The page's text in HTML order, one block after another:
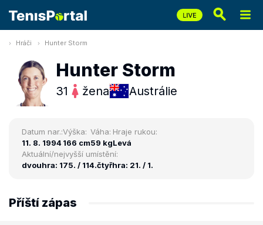
Hráči Hunter Storm
Hunter Storm
31 žena Austrálie
Datum nar.:
11. 8. 1994
Výška:
166 cm
Váha:
59 kg
Hraje rukou:
Levá
Aktuální/nejvyšší umístění:
dvouhra: 175. / 114.čtyřhra: 21. / 1.
Příští zápas